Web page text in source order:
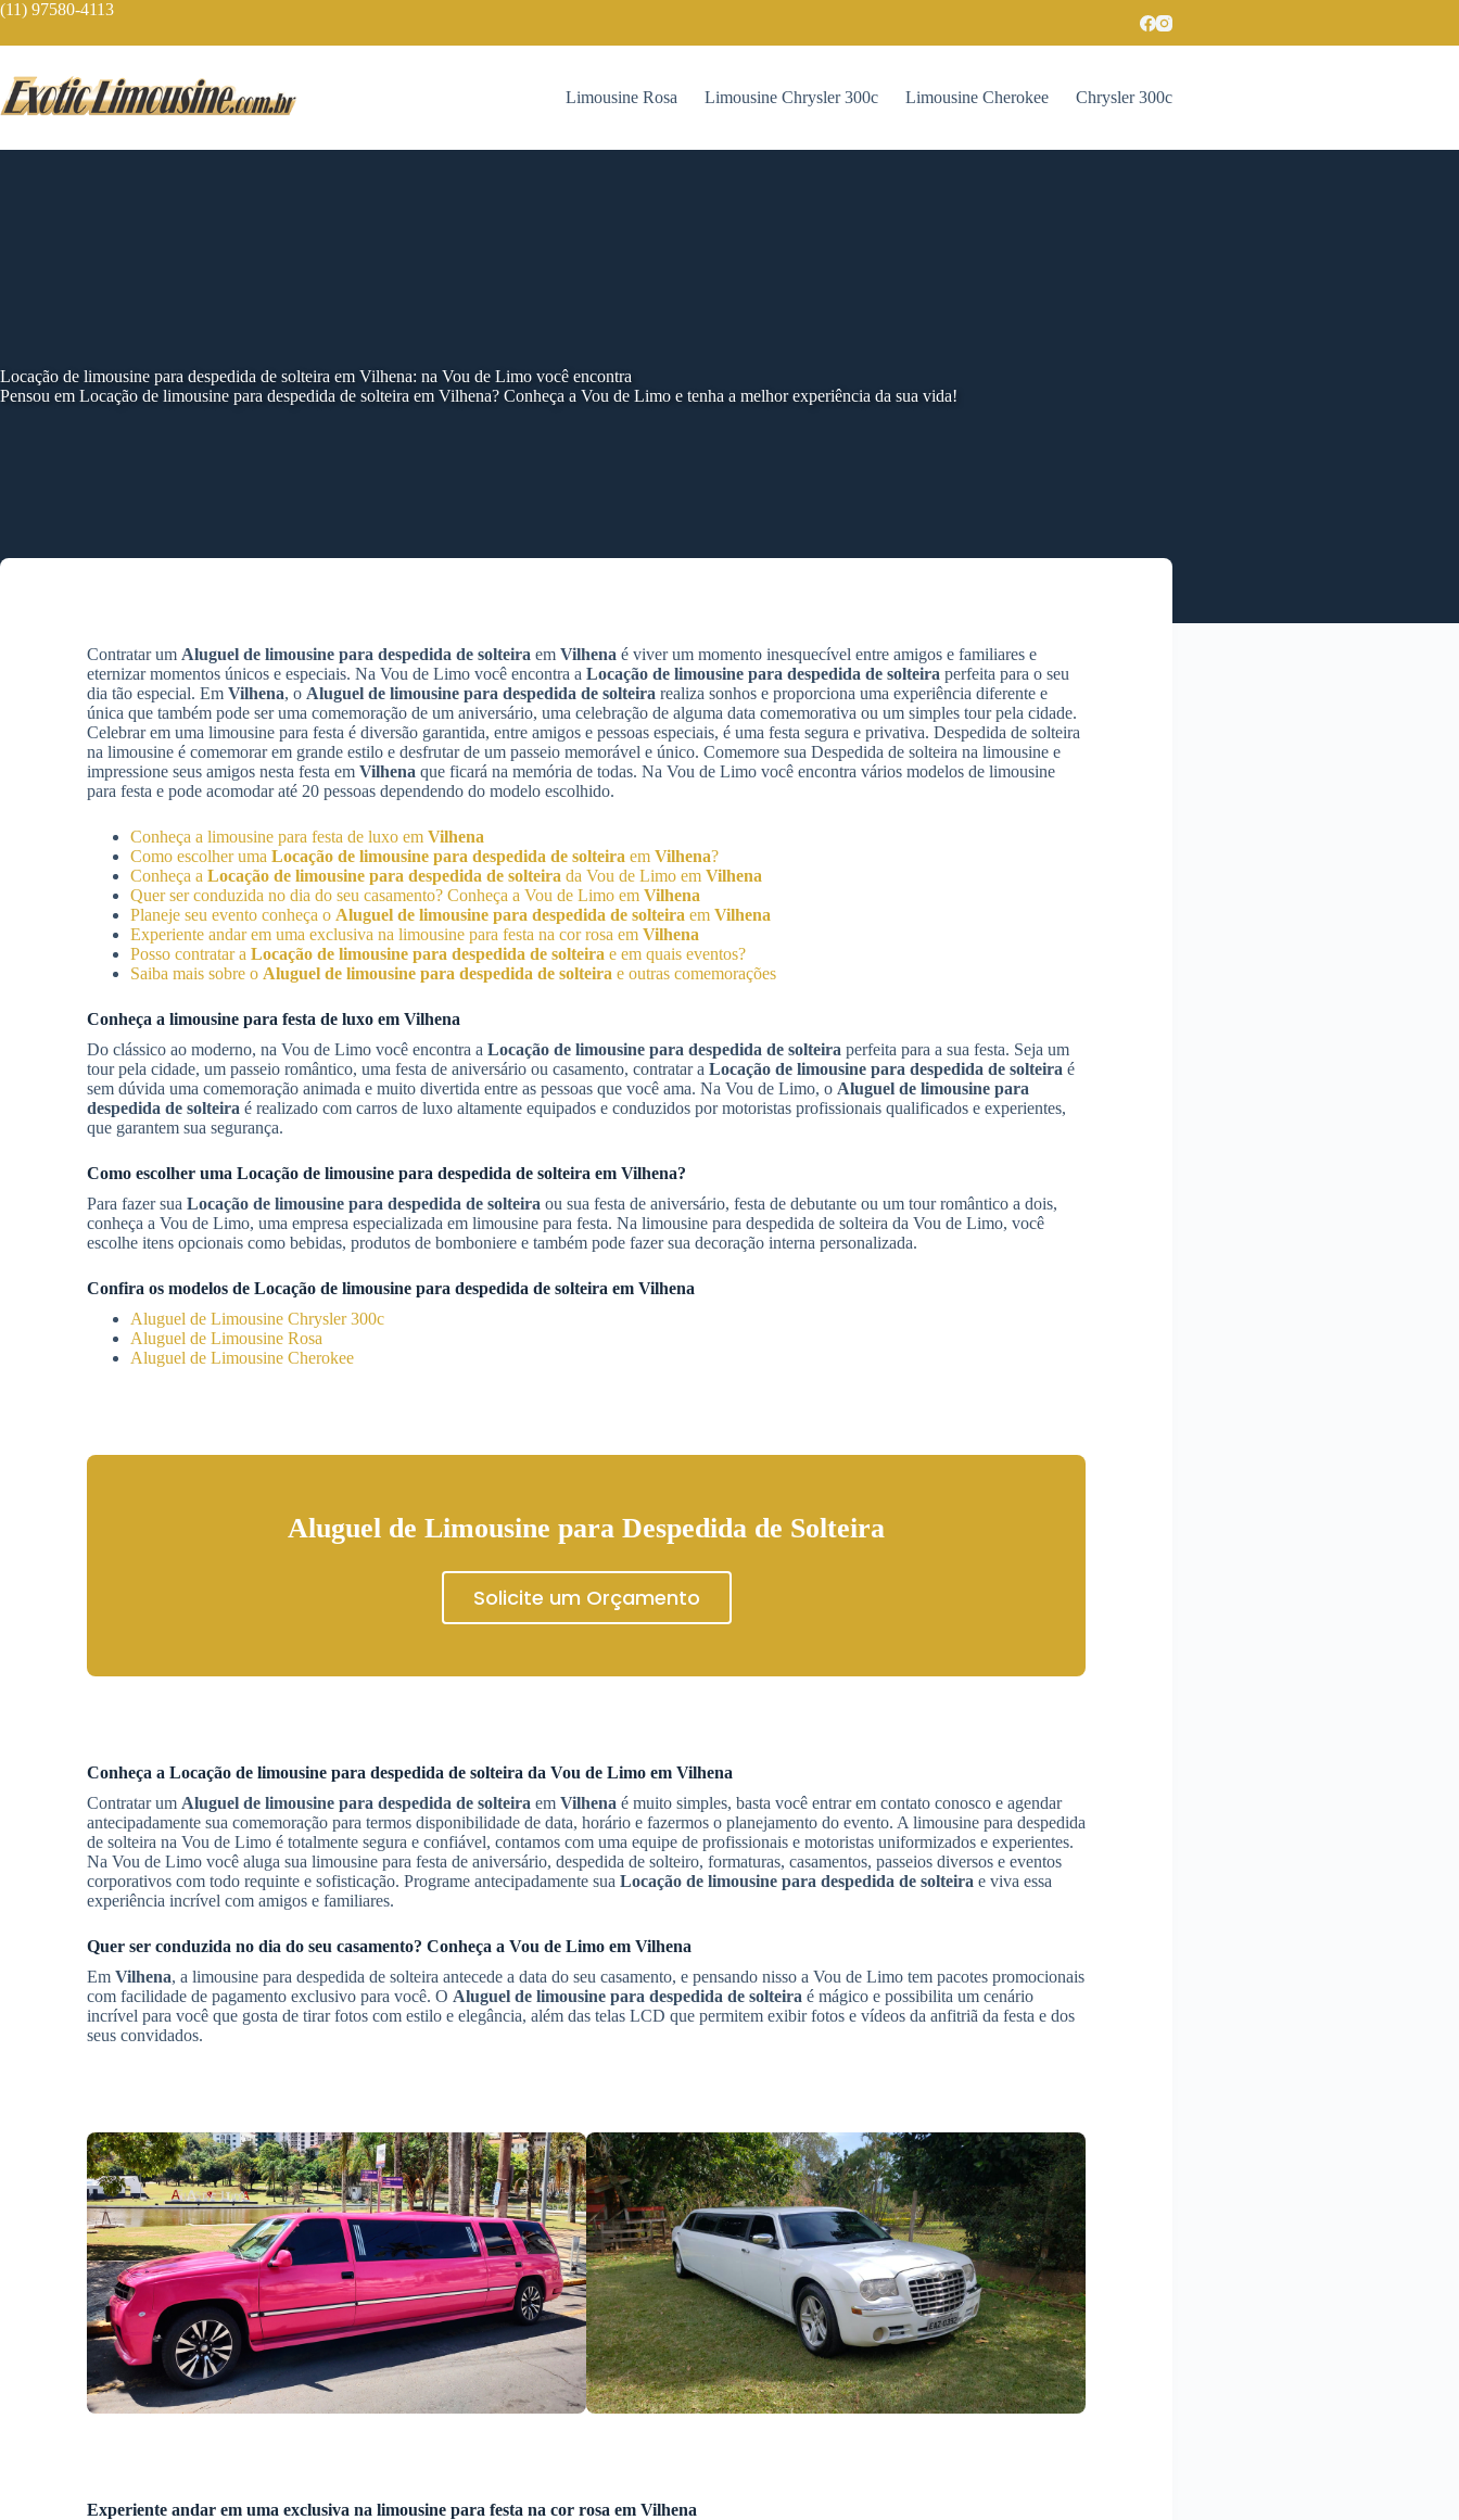
Skip
content
(11) 97580-4113
Limousine Rosa Limousine Chrysler 300c Limousine Cherokee Chrysler 300c
Locação de limousine para despedida de solteira em Vilhena: na Vou de Limo você encontra
Pensou em Locação de limousine para despedida de solteira em Vilhena? Conheça a Vou de Limo e tenha a melhor experiência da sua vida!
Contratar um Aluguel de limousine para despedida de solteira em Vilhena é viver um momento inesquecível entre amigos e familiares e
eternizar momentos únicos e especiais. Na Vou de Limo você encontra a Locação de limousine para despedida de solteira perfeita para o seu
dia tão especial. Em Vilhena, o Aluguel de limousine para despedida de solteira realiza sonhos e proporciona uma experiência diferente e
única que também pode ser uma comemoração de um aniversário, uma celebração de alguma data comemorativa ou um simples tour pela cidade.
Celebrar em uma limousine para festa é diversão garantida, entre amigos e pessoas especiais, é uma festa segura e privativa. Despedida de solteira
na limousine é comemorar em grande estilo e desfrutar de um passeio memorável e único. Comemore sua Despedida de solteira na limousine e
impressione seus amigos nesta festa em Vilhena que ficará na memória de todas. Na Vou de Limo você encontra vários modelos de limousine
para festa e pode acomodar até 20 pessoas dependendo do modelo escolhido.
Conheça a limousine para festa de luxo em Vilhena
Como escolher uma Locação de limousine para despedida de solteira em Vilhena?
Conheça a Locação de limousine para despedida de solteira da Vou de Limo em Vilhena
Quer ser conduzida no dia do seu casamento? Conheça a Vou de Limo em Vilhena
Planeje seu evento conheça o Aluguel de limousine para despedida de solteira em Vilhena
Experiente andar em uma exclusiva na limousine para festa na cor rosa em Vilhena
Posso contratar a Locação de limousine para despedida de solteira e em quais eventos?
Saiba mais sobre o Aluguel de limousine para despedida de solteira e outras comemorações
Conheça a limousine para festa de luxo em Vilhena
Do clássico ao moderno, na Vou de Limo você encontra a Locação de limousine para despedida de solteira perfeita para a sua festa. Seja um
tour pela cidade, um passeio romântico, uma festa de aniversário ou casamento, contratar a Locação de limousine para despedida de solteira é
sem dúvida uma comemoração animada e muito divertida entre as pessoas que você ama. Na Vou de Limo, o Aluguel de limousine para
despedida de solteira é realizado com carros de luxo altamente equipados e conduzidos por motoristas profissionais qualificados e experientes,
que garantem sua segurança.
Como escolher uma Locação de limousine para despedida de solteira em Vilhena?
Para fazer sua Locação de limousine para despedida de solteira ou sua festa de aniversário, festa de debutante ou um tour romântico a dois,
conheça a Vou de Limo, uma empresa especializada em limousine para festa. Na limousine para despedida de solteira da Vou de Limo, você
escolhe itens opcionais como bebidas, produtos de bomboniere e também pode fazer sua decoração interna personalizada.
Confira os modelos de Locação de limousine para despedida de solteira em Vilhena
Aluguel de Limousine Chrysler 300c
Aluguel de Limousine Rosa
Aluguel de Limousine Cherokee
Aluguel de Limousine para Despedida de Solteira
Solicite um Orçamento
Conheça a Locação de limousine para despedida de solteira da Vou de Limo em Vilhena
Contratar um Aluguel de limousine para despedida de solteira em Vilhena é muito simples, basta você entrar em contato conosco e agendar
antecipadamente sua comemoração para termos disponibilidade de data, horário e fazermos o planejamento do evento. A limousine para despedida
de solteira na Vou de Limo é totalmente segura e confiável, contamos com uma equipe de profissionais e motoristas uniformizados e experientes.
Na Vou de Limo você aluga sua limousine para festa de aniversário, despedida de solteiro, formaturas, casamentos, passeios diversos e eventos
corporativos com todo requinte e sofisticação. Programe antecipadamente sua Locação de limousine para despedida de solteira e viva essa
experiência incrível com amigos e familiares.
Quer ser conduzida no dia do seu casamento? Conheça a Vou de Limo em Vilhena
Em Vilhena, a limousine para despedida de solteira antecede a data do seu casamento, e pensando nisso a Vou de Limo tem pacotes promocionais
com facilidade de pagamento exclusivo para você. O Aluguel de limousine para despedida de solteira é mágico e possibilita um cenário
incrível para você que gosta de tirar fotos com estilo e elegância, além das telas LCD que permitem exibir fotos e vídeos da anfitriã da festa e dos
seus convidados.
Experiente andar em uma exclusiva na limousine para festa na cor rosa em Vilhena